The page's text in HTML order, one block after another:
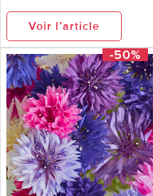
Voir l’article
-50%